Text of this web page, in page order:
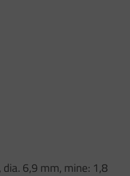
6,9 mm, mine: 1,8